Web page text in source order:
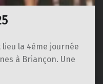
lieu la 4ème journée
à Briançon. Une